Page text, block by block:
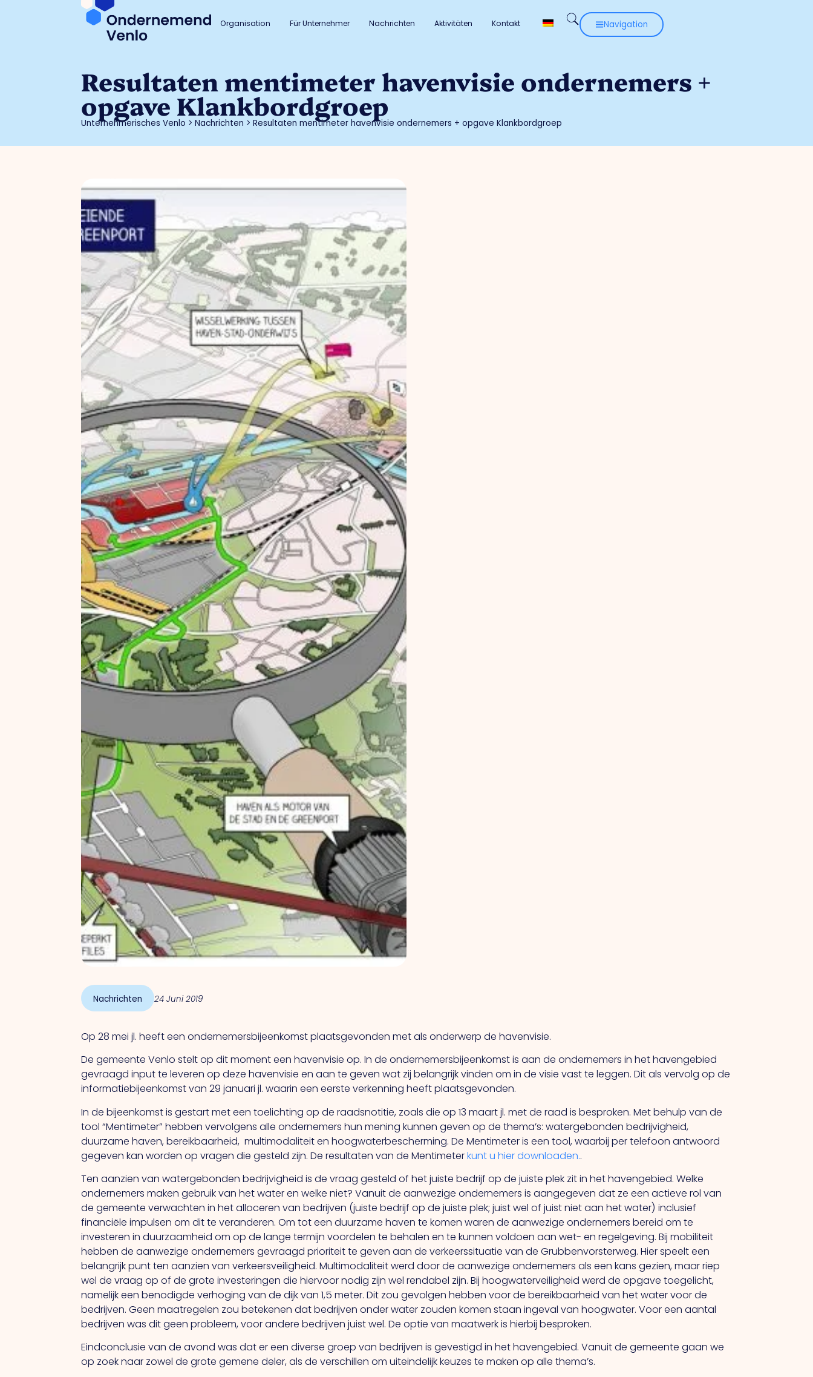
Organisation Für Unternehmer Nachrichten Aktivitäten Kontakt Navigation
Resultaten mentimeter havenvisie ondernemers +
opgave Klankbordgroep
Unternehmerisches Venlo >Nachrichten >Resultaten mentimeter havenvisie ondernemers + opgave Klankbordgroep
Nachrichten 24 Juni 2019
Op 28 mei jl. heeft een ondernemersbijeenkomst plaatsgevonden met als onderwerp de havenvisie.
De gemeente Venlo stelt op dit moment een havenvisie op. In de ondernemersbijeenkomst is aan de ondernemers in het havengebied
gevraagd input te leveren op deze havenvisie en aan te geven wat zij belangrijk vinden om in de visie vast te leggen. Dit als vervolg op de
informatiebijeenkomst van 29 januari jl. waarin een eerste verkenning heeft plaatsgevonden.
In de bijeenkomst is gestart met een toelichting op de raadsnotitie, zoals die op 13 maart jl. met de raad is besproken. Met behulp van de
tool “Mentimeter” hebben vervolgens alle ondernemers hun mening kunnen geven op de thema’s: watergebonden bedrijvigheid,
duurzame haven, bereikbaarheid, multimodaliteit en hoogwaterbescherming. De Mentimeter is een tool, waarbij per telefoon antwoord
gegeven kan worden op vragen die gesteld zijn. De resultaten van de Mentimeterkunt u hier downloaden..
Ten aanzien van watergebonden bedrijvigheid is de vraag gesteld of het juiste bedrijf op de juiste plek zit in het havengebied. Welke
ondernemers maken gebruik van het water en welke niet? Vanuit de aanwezige ondernemers is aangegeven dat ze een actieve rol van
de gemeente verwachten in het alloceren van bedrijven (juiste bedrijf op de juiste plek; juist wel of juist niet aan het water) inclusief
financiële impulsen om dit te veranderen. Om tot een duurzame haven te komen waren de aanwezige ondernemers bereid om te
investeren in duurzaamheid om op de lange termijn voordelen te behalen en te kunnen voldoen aan wet- en regelgeving. Bij mobiliteit
hebben de aanwezige ondernemers gevraagd prioriteit te geven aan de verkeerssituatie van de Grubbenvorsterweg. Hier speelt een
belangrijk punt ten aanzien van verkeersveiligheid. Multimodaliteit werd door de aanwezige ondernemers als een kans gezien, maar riep
wel de vraag op of de grote investeringen die hiervoor nodig zijn wel rendabel zijn. Bij hoogwaterveiligheid werd de opgave toegelicht,
namelijk een benodigde verhoging van de dijk van 1,5 meter. Dit zou gevolgen hebben voor de bereikbaarheid van het water voor de
bedrijven. Geen maatregelen zou betekenen dat bedrijven onder water zouden komen staan ingeval van hoogwater. Voor een aantal
bedrijven was dit geen probleem, voor andere bedrijven juist wel. De optie van maatwerk is hierbij besproken.
Eindconclusie van de avond was dat er een diverse groep van bedrijven is gevestigd in het havengebied. Vanuit de gemeente gaan we
op zoek naar zowel de grote gemene deler, als de verschillen om uiteindelijk keuzes te maken op alle thema’s.